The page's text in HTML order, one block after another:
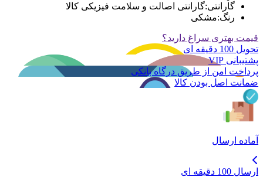
گارانتی:گارانتی اصالت و سلامت فیزیکی کالا
رنگ:مشکی
قیمت بهتری سراغ دارید؟
تحویل 100 دقیقه ای
پشتیبانی VIP
پرداخت امن از طریق درگاه بانکی
ضمانت اصل بودن کالا
آماده ارسال
ارسال 100 دقیقه ای